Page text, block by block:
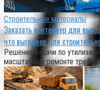
Строительные материалы
Заказать контейнер для
что выгоднее для
Решение задачи по
масштабном ремонте